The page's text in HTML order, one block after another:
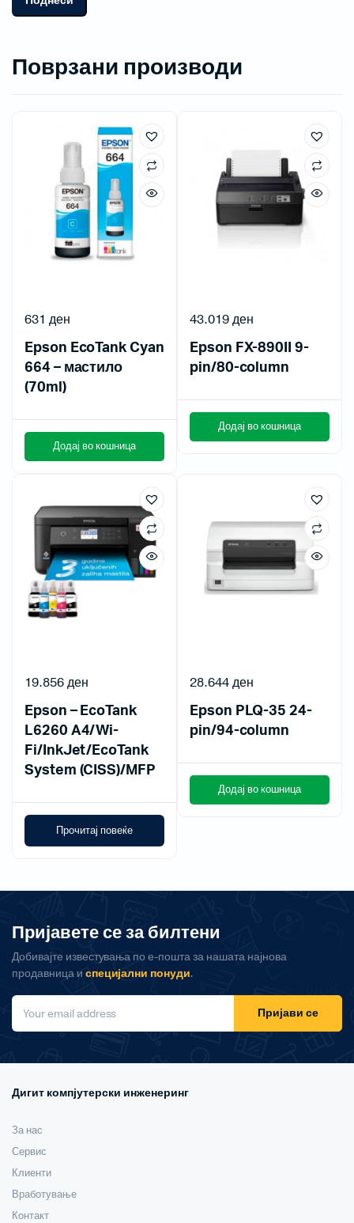
Поврзани производи
Epson EcoTank Cyan
664 – мастило
(70ml)
631 ден
Додај во кошница
Epson FX-890II 9-
pin/80-column
43.019ден
Додај во кошница
Epson – EcoTank
L6260 A4/Wi-
Fi/InkJet/EcoTank
System (CISS)/MFP
19.856ден
Прочитај повеќе
Epson PLQ-35 24-
pin/94-column
28.644ден
Додај во кошница
Пријавете се за билтени
Добивајте известувања по е-пошта за нашата најнова
продавница и специјални понуди.
Пријави се
Дигит компјутерски инженеринг
За нас
Сервис
Клиенти
Вработување
Контакт